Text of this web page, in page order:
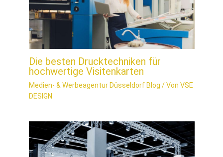
Die besten Drucktechniken für
hochwertige Visitenkarten
Medien- & Werbeagentur Düsseldorf Blog / Von VSE
DESIGN